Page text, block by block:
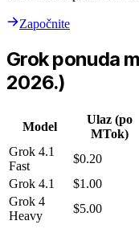
Započnite
Grok ponuda
2026.)
Model
Ulaz (po
MTok)
Grok 4.1
Fast
$0.20
Grok 4.1
$1.00
Grok 4
Heavy
$5.00